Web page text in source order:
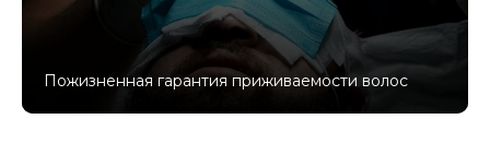
Пожизненная гарантия приживаемости волос